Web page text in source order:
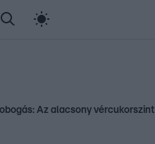
Most Wanted
Az alacsony